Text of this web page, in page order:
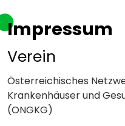
Impressum
Verein
Österreichisches
Krankenhäuser und
(ONGKG)